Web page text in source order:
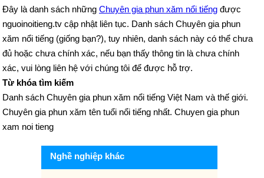
Đây là danh sách những Chuyên gia phun xăm nổi tiếng được
nguoinoitieng.tv cập nhật liên tục. Danh sách Chuyên gia phun
xăm nổi tiếng (giống bạn?), tuy nhiên, danh sách này có thể chưa
đủ hoặc chưa chính xác, nếu bạn thấy thông tin là chưa chính
xác, vui lòng liên hệ với chúng tôi để được hỗ trợ.
Từ khóa tìm kiếm
Danh sách Chuyên gia phun xăm nổi tiếng Việt Nam và thế giới.
Chuyên gia phun xăm tên tuổi nổi tiếng nhất. Chuyen gia phun
xam noi tieng
Nghề nghiệp khác